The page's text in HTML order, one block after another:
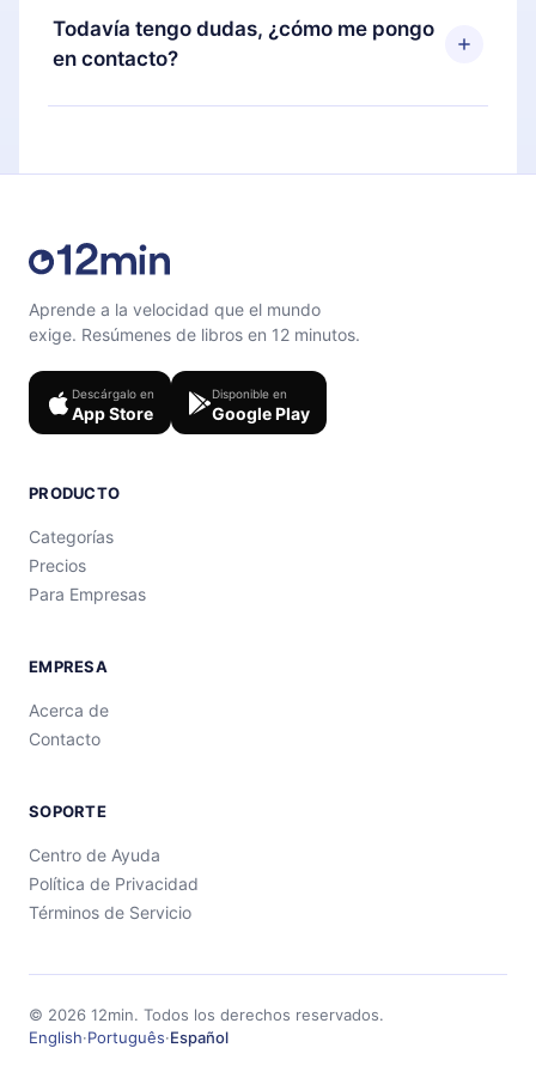
También puedes leer o escuchar tus títulos
favoritos sin conexión y desafiarte con un
puedes cancelar en cualquier momento y el
próximo ciclo de facturación no ocurrirá.
Todavía tengo dudas, ¿cómo me pongo
en contacto?
Siéntete libre de contactarnos en
Aprende a la velocidad que el mundo
exige. Resúmenes de libros en 12 minutos.
Descárgalo en
App Store
Disponible en
Google Play
PRODUCTO
Categorías
Precios
Para Empresas
EMPRESA
Acerca de
Contacto
SOPORTE
Centro de Ayuda
Política de Privacidad
Términos de Servicio
© 2026 12min. Todos los derechos reservados.
English·Português·Español